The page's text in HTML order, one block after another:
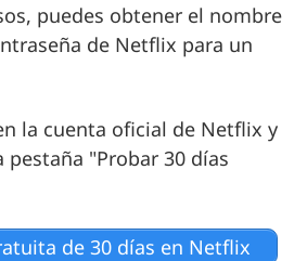
puedes obtener el nombre
de Netflix para un
la cuenta oficial de Netflix y
pestaña "Probar 30 días
de 30 días en Netflix